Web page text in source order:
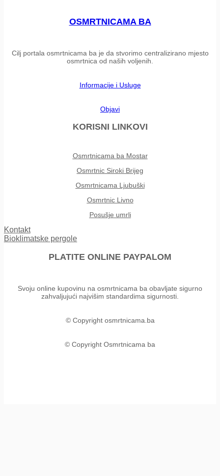
OSMRTNICAMA BA
Cilj portala osmrtnicama ba je da stvorimo centralizirano mjesto
osmrtnica od naših voljenih.
Informacije i Usluge
Objavi
KORISNI LINKOVI
Osmrtnicama ba Mostar
Osmrtnic Siroki Brijeg
Osmrtnicama Ljubuški
Osmrtnic Livno
Posušje umrli
Kontakt
Bioklimatske pergole
PLATITE ONLINE PAYPALOM
Svoju online kupovinu na osmrtnicama ba obavljate sigurno
zahvaljujući najvišim standardima sigurnosti.
© Copyright osmrtnicama.ba
© Copyright Osmrtnicama ba